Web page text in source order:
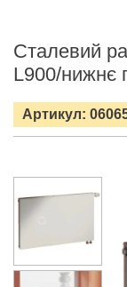
Сталевий
L900/нижнє
Артикул: